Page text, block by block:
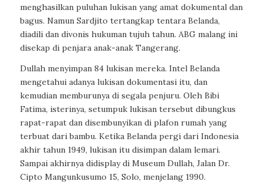
menghasilkan puluhan lukisan yang amat dokumental dan
bagus. Namun Sardjito tertangkap tentara Belanda,
diadili dan divonis hukuman tujuh tahun. ABG malang ini
disekap di penjara anak-anak Tangerang.
Dullah menyimpan 84 lukisan mereka. Intel Belanda
mengetahui adanya lukisan dokumentasi itu, dan
kemudian memburunya di segala penjuru. Oleh Bibi
Fatima, isterinya, setumpuk lukisan tersebut dibungkus
rapat-rapat dan disembunyikan di plafon rumah yang
terbuat dari bambu. Ketika Belanda pergi dari Indonesia
akhir tahun 1949, lukisan itu disimpan dalam lemari.
Sampai akhirnya didisplaydi Museum Dullah, Jalan Dr.
Cipto Mangunkusumo 15, Solo, menjelang 1990.